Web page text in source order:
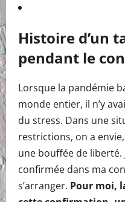
Histoire d’un
pendant le
Lorsque la pandémie
monde entier, il n’y
du stress. Dans une
restrictions, on a
une bouffée de liberté.
confirmée dans ma
s’arranger. Pour moi,